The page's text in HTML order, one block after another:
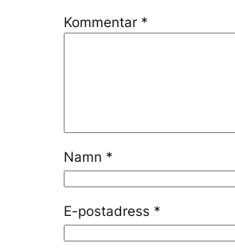
Kommentar *
Namn *
E-postadress *